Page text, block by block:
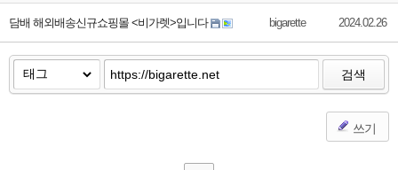
담배 해외배송신규쇼핑몰 <비가렛>입니다 bigarette 2024.02.26
검색
쓰기